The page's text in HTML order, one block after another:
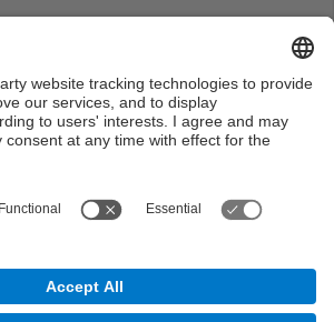
al Port Espacial Europeu de
Space and Europe: international